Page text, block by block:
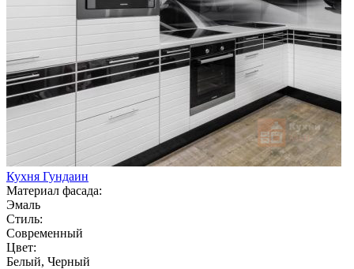
Кухня Гундаин
Материал фасада:
Эмаль
Стиль:
Современный
Цвет:
Белый, Черный